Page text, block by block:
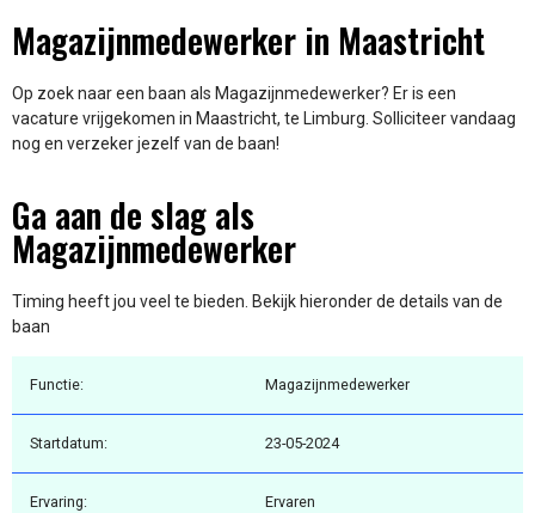
Magazijnmedewerker in Maastricht
Op zoek naar een baan als Magazijnmedewerker? Er is een
vacature vrijgekomen in Maastricht, te Limburg. Solliciteer vandaag
nog en verzeker jezelf van de baan!
Ga aan de slag als
Magazijnmedewerker
Timing heeft jou veel te bieden. Bekijk hieronder de details van de
baan
Functie: Magazijnmedewerker
Startdatum: 23-05-2024
Ervaring: Ervaren